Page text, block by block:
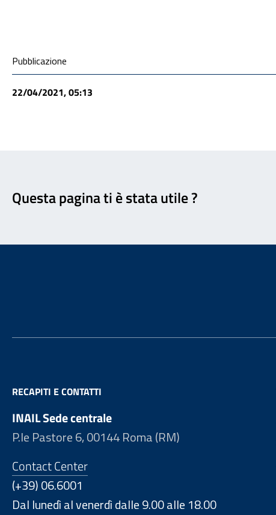
Condivisione social
Pubblicazione
22/04/2021, 05:13
Questa pagina ti è stata utile ?
RECAPITI E CONTATTI
INAIL Sede centrale
P.le Pastore 6, 00144 Roma (RM)
Contact Center
(+39) 06.6001
Dal lunedì al venerdì dalle 9.00 alle 18.00